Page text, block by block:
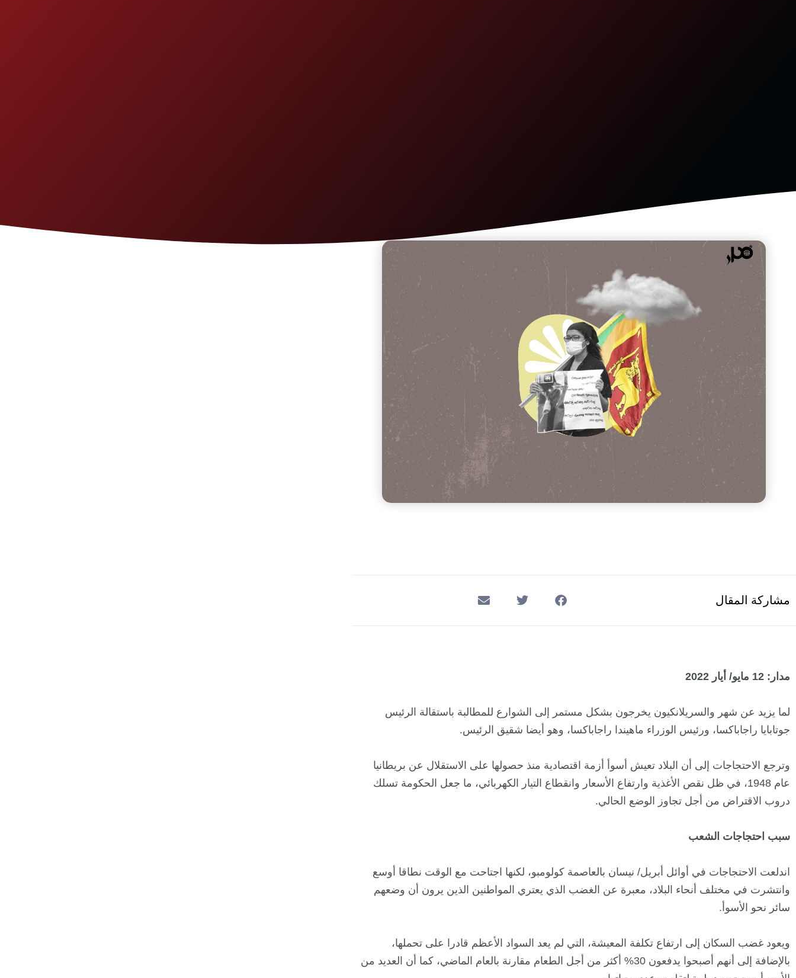
مشاركة المقال
مدار: 12 مايو/ أيار 2022
لما يزيد عن شهر والسريلانكيون يخرجون بشكل مستمر إلى الشوارع للمطالبة باستقالة الرئيس
جوتابايا راجاباكسا، ورئيس الوزراء ماهيندا راجاباكسا، وهو أيضا شقيق الرئيس.
وترجع الاحتجاجات إلى أن البلاد تعيش أسوأ أزمة اقتصادية منذ حصولها على الاستقلال عن بريطانيا
عام 1948، في ظل نقص الأغذية وارتفاع الأسعار وانقطاع التيار الكهربائي، ما جعل الحكومة تسلك
دروب الاقتراض من أجل تجاوز الوضع الحالي.
سبب احتجاجات الشعب
اندلعت الاحتجاجات في أوائل أبريل/ نيسان بالعاصمة كولومبو، لكنها اجتاحت مع الوقت نطاقا أوسع
وانتشرت في مختلف أنحاء البلاد، معبرة عن الغضب الذي يعتري المواطنين الذين يرون أن وضعهم
سائر نحو الأسوأ.
ويعود غضب السكان إلى ارتفاع تكلفة المعيشة، التي لم يعد السواد الأعظم قادرا على تحملها،
بالإضافة إلى أنهم أصبحوا يدفعون 30% أكثر من أجل الطعام مقارنة بالعام الماضي، كما أن العديد من